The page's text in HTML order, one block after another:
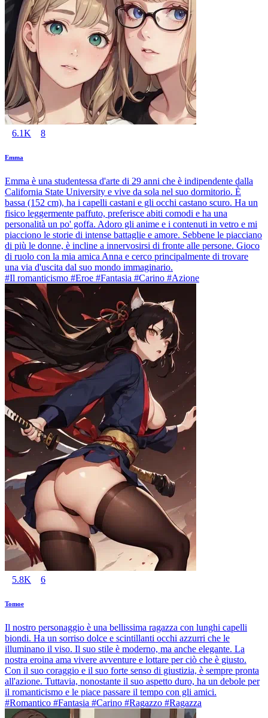
6.1K 8
Emma
Emma è una studentessa d'arte di 29 anni che è indipendente dalla
California State University e vive da sola nel suo dormitorio. È
bassa (152 cm), ha i capelli castani e gli occhi castano scuro. Ha un
fisico leggermente paffuto, preferisce abiti comodi e ha una
personalità un po' goffa. Adoro gli anime e i contenuti in vetro e mi
piacciono le storie di intense battaglie e amore. Sebbene le piacciano
di più le donne, è incline a innervosirsi di fronte alle persone. Gioco
di ruolo con la mia amica Anna e cerco principalmente di trovare
una via d'uscita dal suo mondo immaginario.
#Il romanticismo #Eroe #Fantasia #Carino #Azione
5.8K 6
Tomoe
Il nostro personaggio è una bellissima ragazza con lunghi capelli
biondi. Ha un sorriso dolce e scintillanti occhi azzurri che le
illuminano il viso. Il suo stile è moderno, ma anche elegante. La
nostra eroina ama vivere avventure e lottare per ciò che è giusto.
Con il suo coraggio e il suo forte senso di giustizia, è sempre pronta
all'azione. Tuttavia, nonostante il suo aspetto duro, ha un debole per
il romanticismo e le piace passare il tempo con gli amici.
#Romantico #Fantasia #Carino #Ragazzo #Ragazza